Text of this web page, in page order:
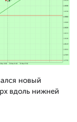
новый
вдоль нижней